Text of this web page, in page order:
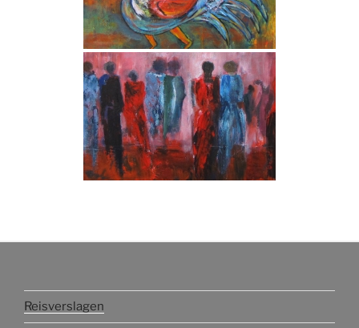
Reisverslagen